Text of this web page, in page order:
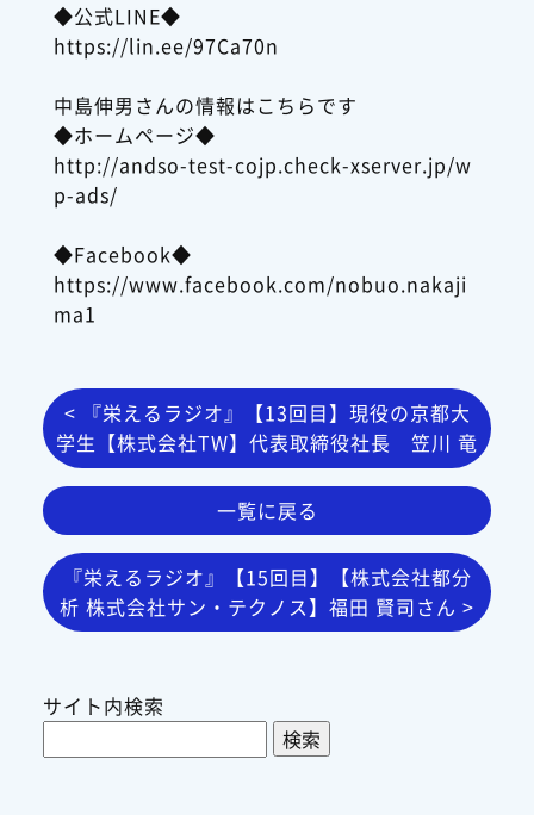
◆公式LINE◆
https://lin.ee/97Ca70n
中島伸男さんの情報はこちらです
◆ホームページ◆
http://andso-test-cojp.check-xserver.jp/w
p-ads/
◆Facebook◆
https://www.facebook.com/nobuo.nakaji
ma1
< 『栄えるラジオ』【13回目】現役の京都大
学生【株式会社TW】代表取締役社長 笠川 竜
生さん
一覧に戻る
『栄えるラジオ』【15回目】【株式会社都分
析 株式会社サン・テクノス】福田 賢司さん >
サイト内検索
索: